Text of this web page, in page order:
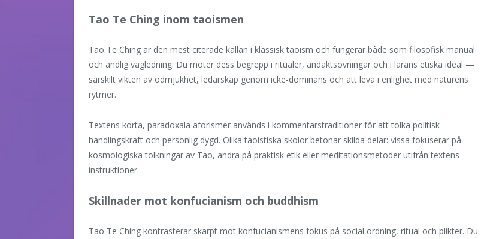
Tao Te Ching inom taoismen
Tao Te Ching är den mest citerade källan i klassisk taoism och fungerar både som filosofisk manual
och andlig vägledning. Du möter dess begrepp i ritualer, andaktsövningar och i lärans etiska ideal —
särskilt vikten av ödmjukhet, ledarskap genom icke-dominans och att leva i enlighet med naturens
rytmer.
Textens korta, paradoxala aforismer används i kommentarstraditioner för att tolka politisk
handlingskraft och personlig dygd. Olika taoistiska skolor betonar skilda delar: vissa fokuserar på
kosmologiska tolkningar av Tao, andra på praktisk etik eller meditationsmetoder utifrån textens
instruktioner.
Skillnader mot konfucianism och buddhism
Tao Te Ching kontrasterar skarpt mot konfucianismens fokus på social ordning, ritual och plikter. Du